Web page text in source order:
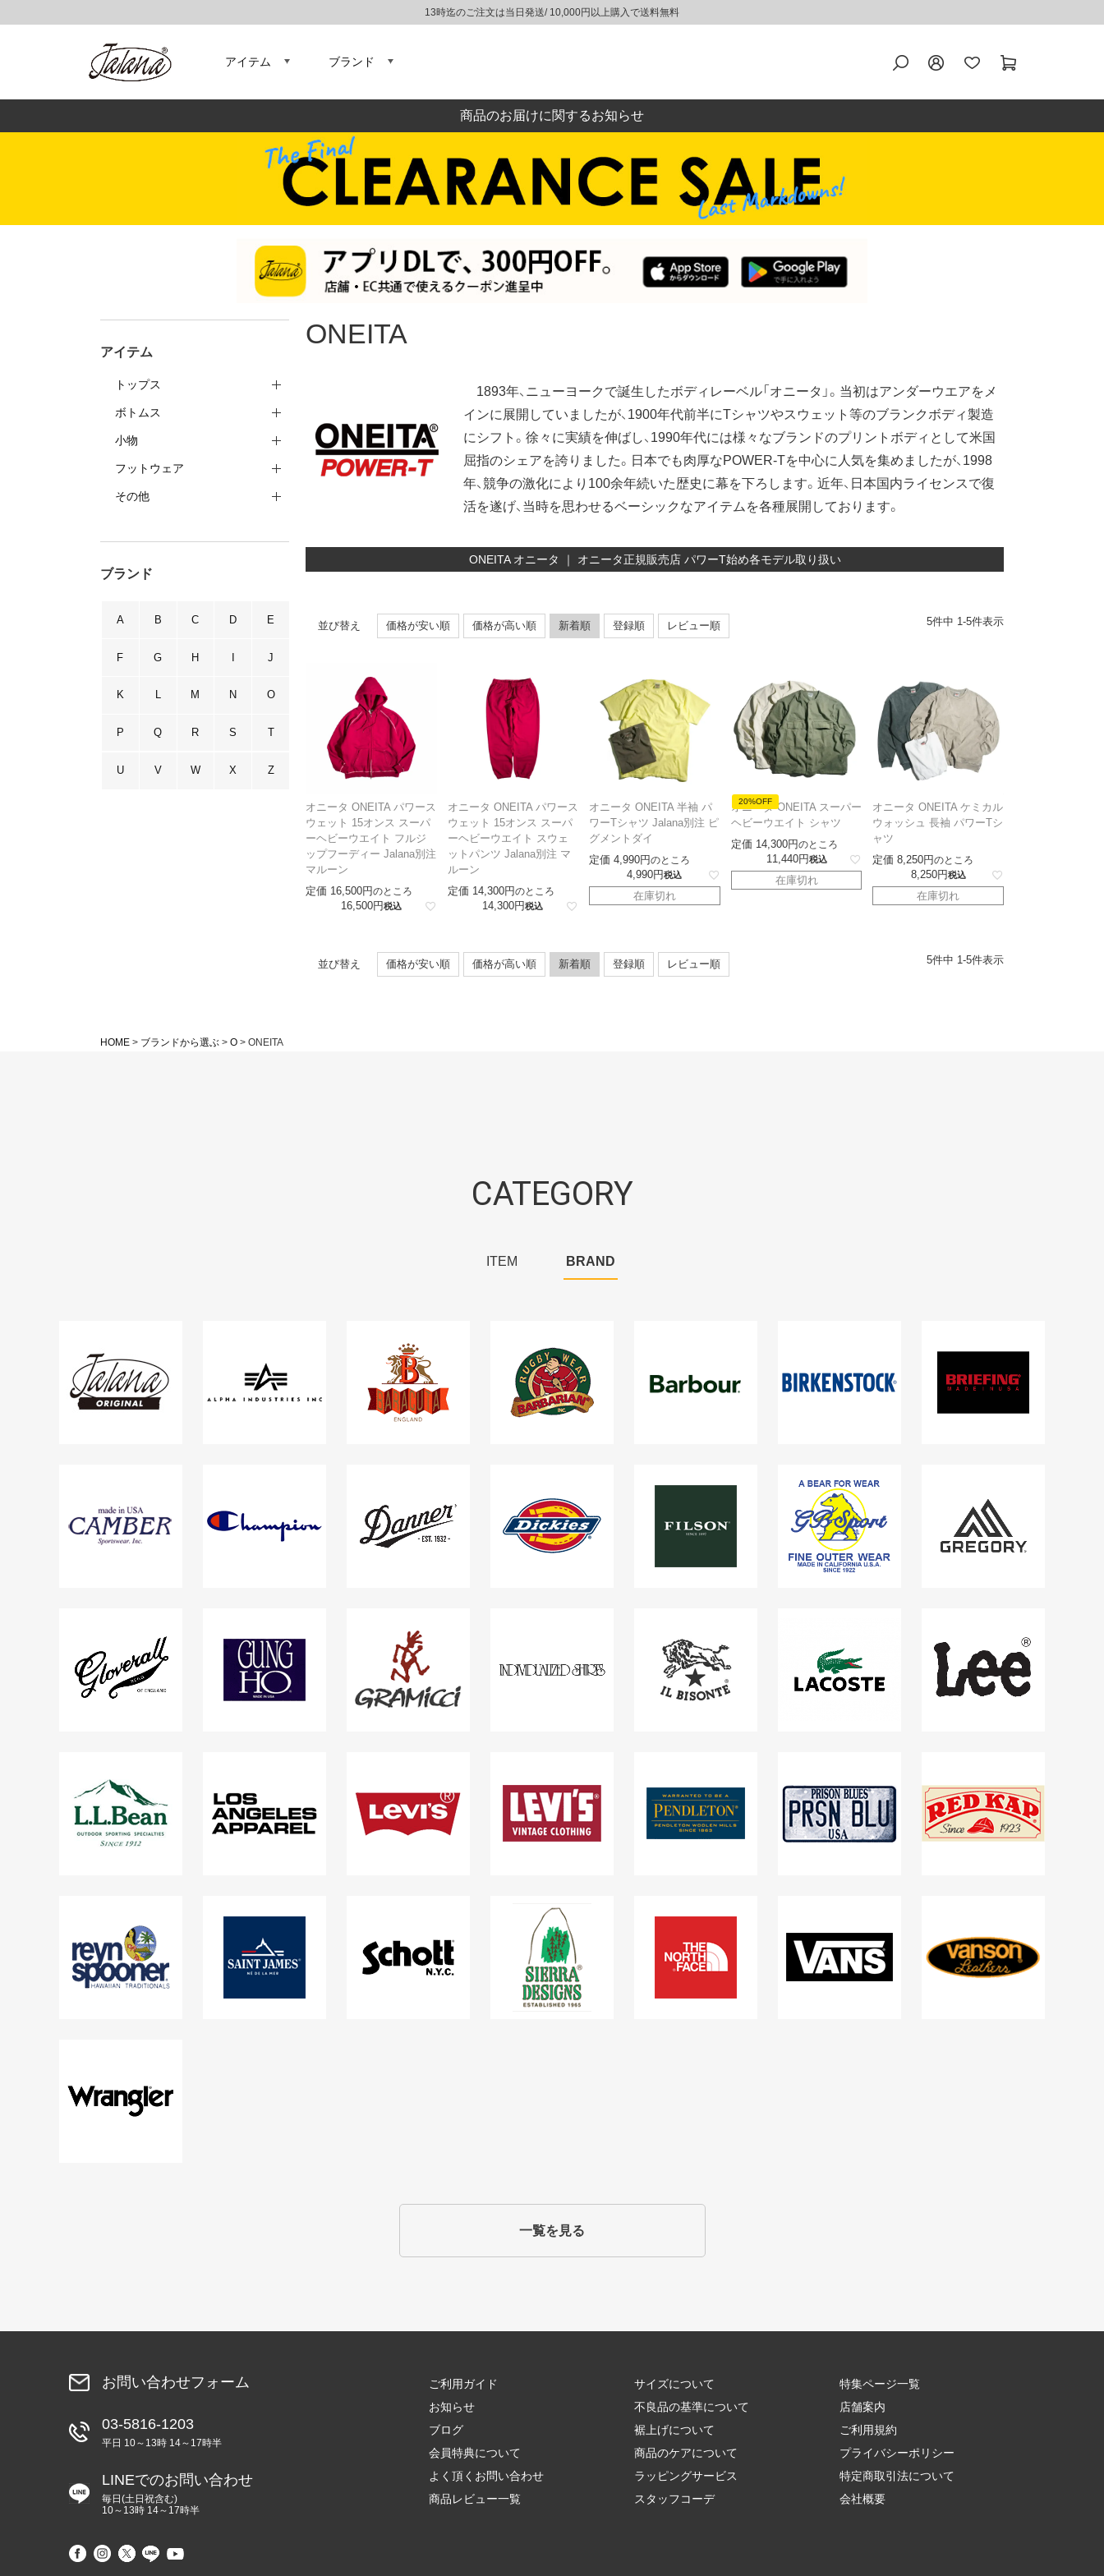
13時迄のご注文は当日発送/ 10,000円以上購入で送料無料
アイテム ブランド
商品のお届けに関するお知らせ
アイテム
トップス
ボトムス
小物
フットウェア
その他
ブランド
A B C D E
F G H I J
K L M N O
P Q R S T
U V W X Z
ONEITA
1893年、ニューヨークで誕生したボディレーベル「オニータ」。当初はアンダーウエアをメ
インに展開していましたが、1900年代前半にTシャツやスウェット等のブランクボディ製造
にシフト。徐々に実績を伸ばし、1990年代には様々なブランドのプリントボディとして米国
屈指のシェアを誇りました。日本でも肉厚なPOWER-Tを中心に人気を集めましたが、1998
年、競争の激化により100余年続いた歴史に幕を下ろします。近年、日本国内ライセンスで復
活を遂げ、当時を思わせるベーシックなアイテムを各種展開しております。
ONEITA オニータ ｜ オニータ正規販売店 パワーT始め各モデル取り扱い
並び替え 価格が安い順 価格が高い順 新着順 登録順 レビュー順 5件中 1-5件表示
オニータ ONEITA パワース
ウェット 15オンス スーパ
ーヘビーウエイト フルジ
ップフーディー Jalana別注
マルーン
定価 16,500 のところ
16,500 税込
オニータ ONEITA パワース
ウェット 15オンス スーパ
ーヘビーウエイト スウェ
ットパンツ Jalana別注 マ
ルーン
定価 14,300 のところ
14,300 税込
オニータ ONEITA 半袖 パ
ワーTシャツ Jalana別注 ピ
グメントダイ
定価 4,990 のところ
4,990 税込
在庫切れ
20%OFF
オニータ ONEITA スーパー
ヘビーウエイト シャツ
定価 14,300 のところ
11,440 税込
在庫切れ
オニータ ONEITA ケミカル
ウォッシュ 長袖 パワーTシ
ャツ
定価 8,250 のところ
8,250 税込
在庫切れ
並び替え 価格が安い順 価格が高い順 新着順 登録順 レビュー順 5件中 1 -5件表示
HOME ブランドから選ぶ O ONEITA
CATEGORY
ITEM BRAND
一覧を見る
お問い合わせフォーム
03-5816-1203
平日 10～13時 14～17時半
LINEでのお問い合わせ
毎日(土日祝含む)
10～13時 14～17時半
ご利用ガイド
お知らせ
ブログ
会員特典について
よく頂くお問い合わせ
商品レビュー一覧
サイズについて
不良品の基準について
裾上げについて
商品のケアについて
ラッピングサービス
スタッフコーデ
特集ページ一覧
店舗案内
ご利用規約
プライバシーポリシー
特定商取引法について
会社概要